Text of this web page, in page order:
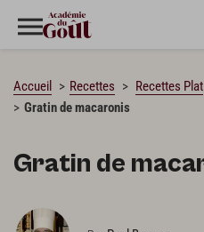
Accueil Recettes Recettes Plat
Gratin de macaronis
Gratin de
CHARGEMENT…